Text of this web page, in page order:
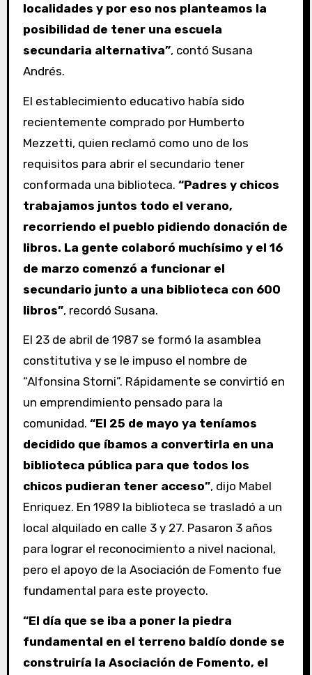
localidades y por eso nos planteamos la
posibilidad de tener una escuela
secundaria alternativa”, contó Susana
Andrés.
El establecimiento educativo había sido
recientemente comprado por Humberto
Mezzetti, quien reclamó como uno de los
requisitos para abrir el secundario tener
conformada una biblioteca. “Padres y chicos
trabajamos juntos todo el verano,
recorriendo el pueblo pidiendo donación de
libros. La gente colaboró muchísimo y el 16
de marzo comenzó a funcionar el
secundario junto a una biblioteca con 600
libros”, recordó Susana.
El 23 de abril de 1987 se formó la asamblea
constitutiva y se le impuso el nombre de
“Alfonsina Storni”. Rápidamente se convirtió en
un emprendimiento pensado para la
comunidad. “El 25 de mayo ya teníamos
decidido que íbamos a convertirla en una
biblioteca pública para que todos los
chicos pudieran tener acceso”, dijo Mabel
Enriquez. En 1989 la biblioteca se trasladó a un
local alquilado en calle 3 y 27. Pasaron 3 años
para lograr el reconocimiento a nivel nacional,
pero el apoyo de la Asociación de Fomento fue
fundamental para este proyecto.
“El día que se iba a poner la piedra
fundamental en el terreno baldío donde se
construiría la Asociación de Fomento, el